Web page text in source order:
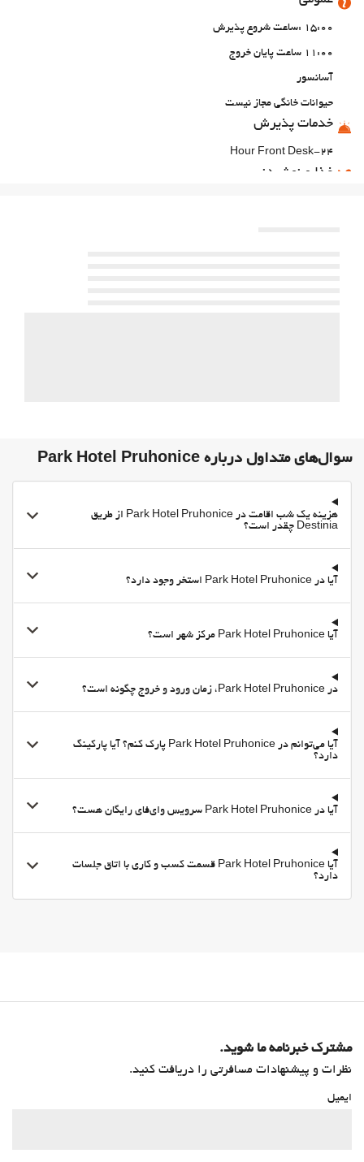
15:00 :ساعت شروع پذیرش
11:00 ساعت پایان خروج
آسانسور
حیوانات خانگی مجاز نیست
خدمات پذیرش
24-Hour Front Desk
غذا و نوشیدنی
سوال‌های متداول درباره Park Hotel Pruhonice
هزینه یک شب اقامت در Park Hotel Pruhonice از طریق
Destinia چقدر است؟
آیا در Park Hotel Pruhonice استخر وجود دارد؟
آیا Park Hotel Pruhonice مرکز شهر است؟
در Park Hotel Pruhonice، زمان ورود و خروج چگونه است؟
آیا می‌توانم در Park Hotel Pruhonice پارک کنم؟ آیا پارکینگ
دارد؟
آیا در Park Hotel Pruhonice سرویس وای‌فای رایگان هست؟
آیا Park Hotel Pruhonice قسمت کسب و کاری با اتاق جلسات
دارد؟
مشترک خبرنامه ما شوید.
نظرات و پیشنهادات مسافرتی را دریافت کنید.
ایمیل